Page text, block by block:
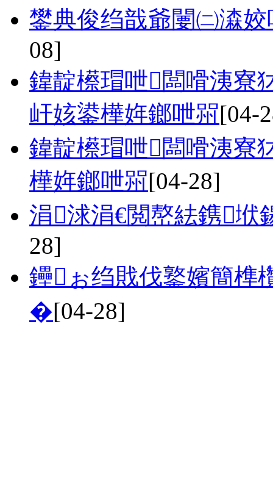
鐢典俊绉戠爺闄㈡潹
08]
鍏靛櫒瑁呭闆嗗洟寮
屽姟鍙樺姩鎯呭喌[04-
鍏靛櫒瑁呭闆嗗洟寮
樺姩鎯呭喌[04-28]
涓浗涓€閲嶅紶鎸垘
28]
鑸ぉ绉戝伐鐜嬪簡榫
�[04-28]